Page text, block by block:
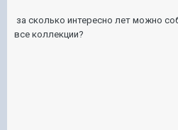
за сколько интересно лет можно
все коллекции?